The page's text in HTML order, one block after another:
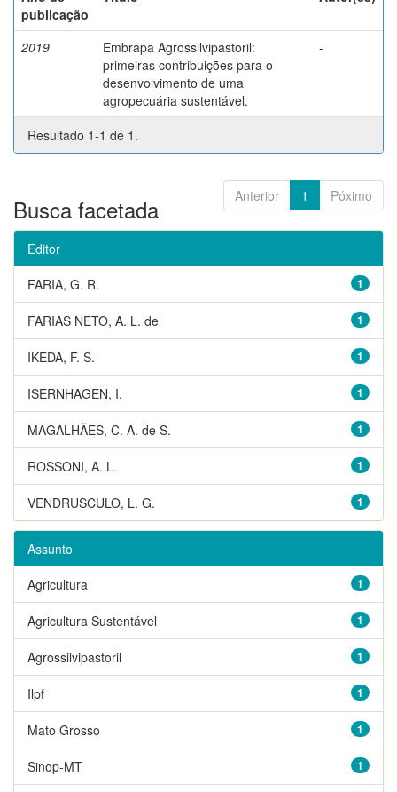
publicação
2019
Embrapa Agrossilvipastoril:
primeiras contribuições para o
desenvolvimento de uma
agropecuária sustentável.
-
Resultado 1-1 de 1.
Anterior 1 Póximo
Busca facetada
Editor
1
FARIA, G. R.
1
FARIAS NETO, A. L. de
1
IKEDA, F. S.
1
ISERNHAGEN, I.
1
MAGALHÃES, C. A. de S.
1
ROSSONI, A. L.
1
VENDRUSCULO, L. G.
Assunto
1
Agricultura
1
Agricultura Sustentável
1
Agrossilvipastoril
1
Ilpf
1
Mato Grosso
1
Sinop-MT